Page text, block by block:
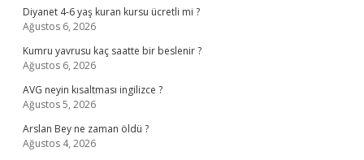
Diyanet 4-6 yaş kuran kursu ücretli mi ?
Ağustos 6, 2026
Kumru yavrusu kaç saatte bir beslenir ?
Ağustos 6, 2026
AVG neyin kısaltması ingilizce ?
Ağustos 5, 2026
Arslan Bey ne zaman öldü ?
Ağustos 4, 2026